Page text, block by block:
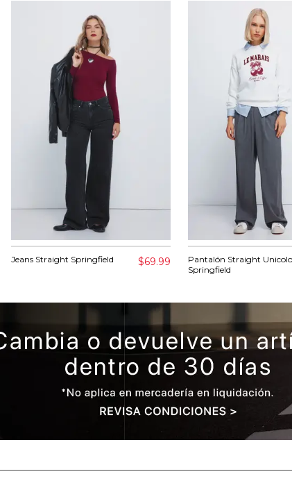
Jeans Straight Springfield $69.99
Pantalón Straight
Springfield